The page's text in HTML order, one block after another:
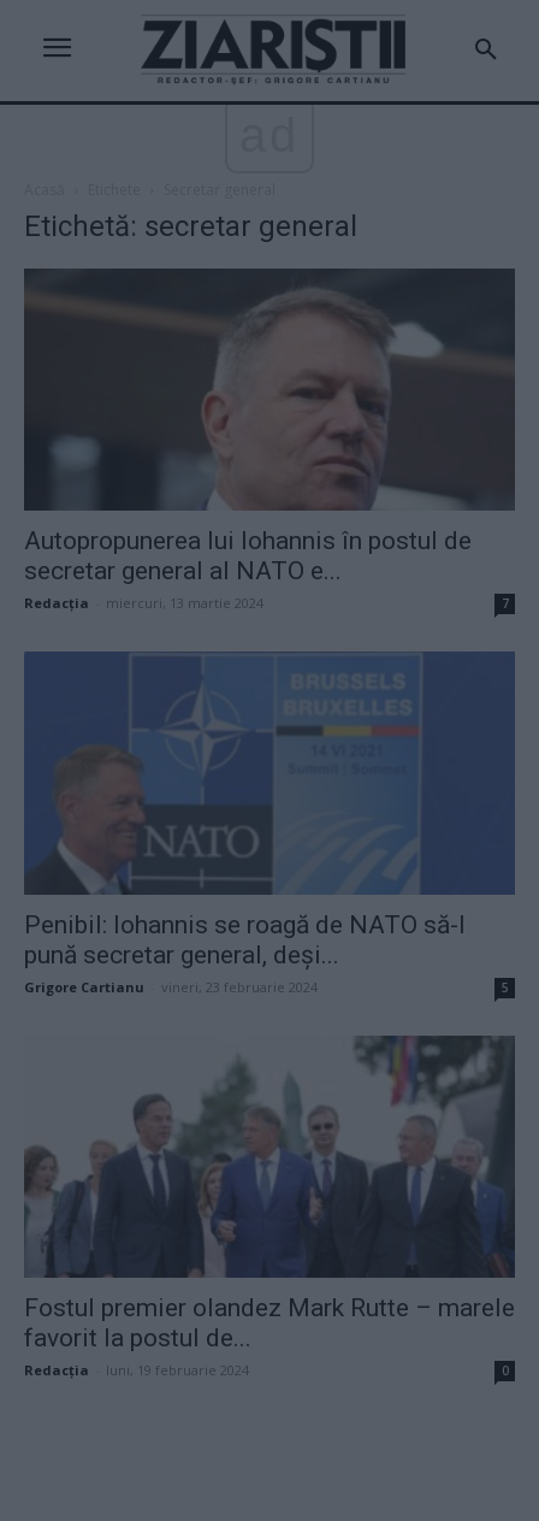
Etichetă: secretar general
Autopropunerea lui Iohannis în postul de
secretar general al NATO e...
Redacţia miercuri, 13 martie 2024 7
Penibil: Iohannis se roagă de NATO să-l
pună secretar general, deși...
Grigore Cartianu vineri, 23 februarie 2024 5
Fostul premier olandez Mark Rutte – marele
favorit la postul de...
Redacţia luni, 19 februarie 2024 0